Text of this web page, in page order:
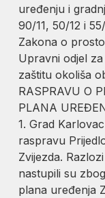
uređenju i
90/11, 50/12 i
Zakona o
Upravni odjel
zaštitu okoliša
RASPRAVU O
PLANA
1. Grad
raspravu
Zvijezda.
nastupili su
plana uređenja